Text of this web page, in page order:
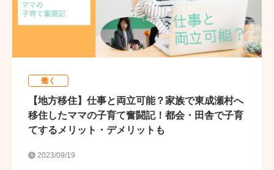
働く
【地方移住】仕事と両立可能？家族で東成瀬村へ
移住したママの子育て奮闘記！都会・田舎で子育
てするメリット・デメリットも
2023/09/19